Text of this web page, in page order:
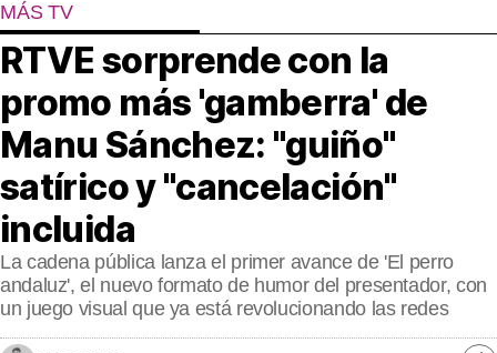
COMUNIDADES
ElConstitucional TV
MásQueTele
ElConstitucional +
MásQueEstilo
MásQuePartidos
MÁS TV
RTVE sorprende con la
promo más 'gamberra' de
Manu Sánchez: "guiño"
satírico y "cancelación"
incluida
La cadena pública lanza el primer avance de 'El perro
andaluz', el nuevo formato de humor del presentador, con
un juego visual que ya está revolucionando las redes